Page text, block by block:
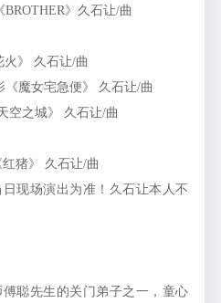
》久石让/曲
》 久石让/曲
魔女宅急便》 久石让/曲
空之城》 久石让/曲
猪》 久石让/曲
现场演出为准！久石让本人不
聪先生的关门弟子之一，童心